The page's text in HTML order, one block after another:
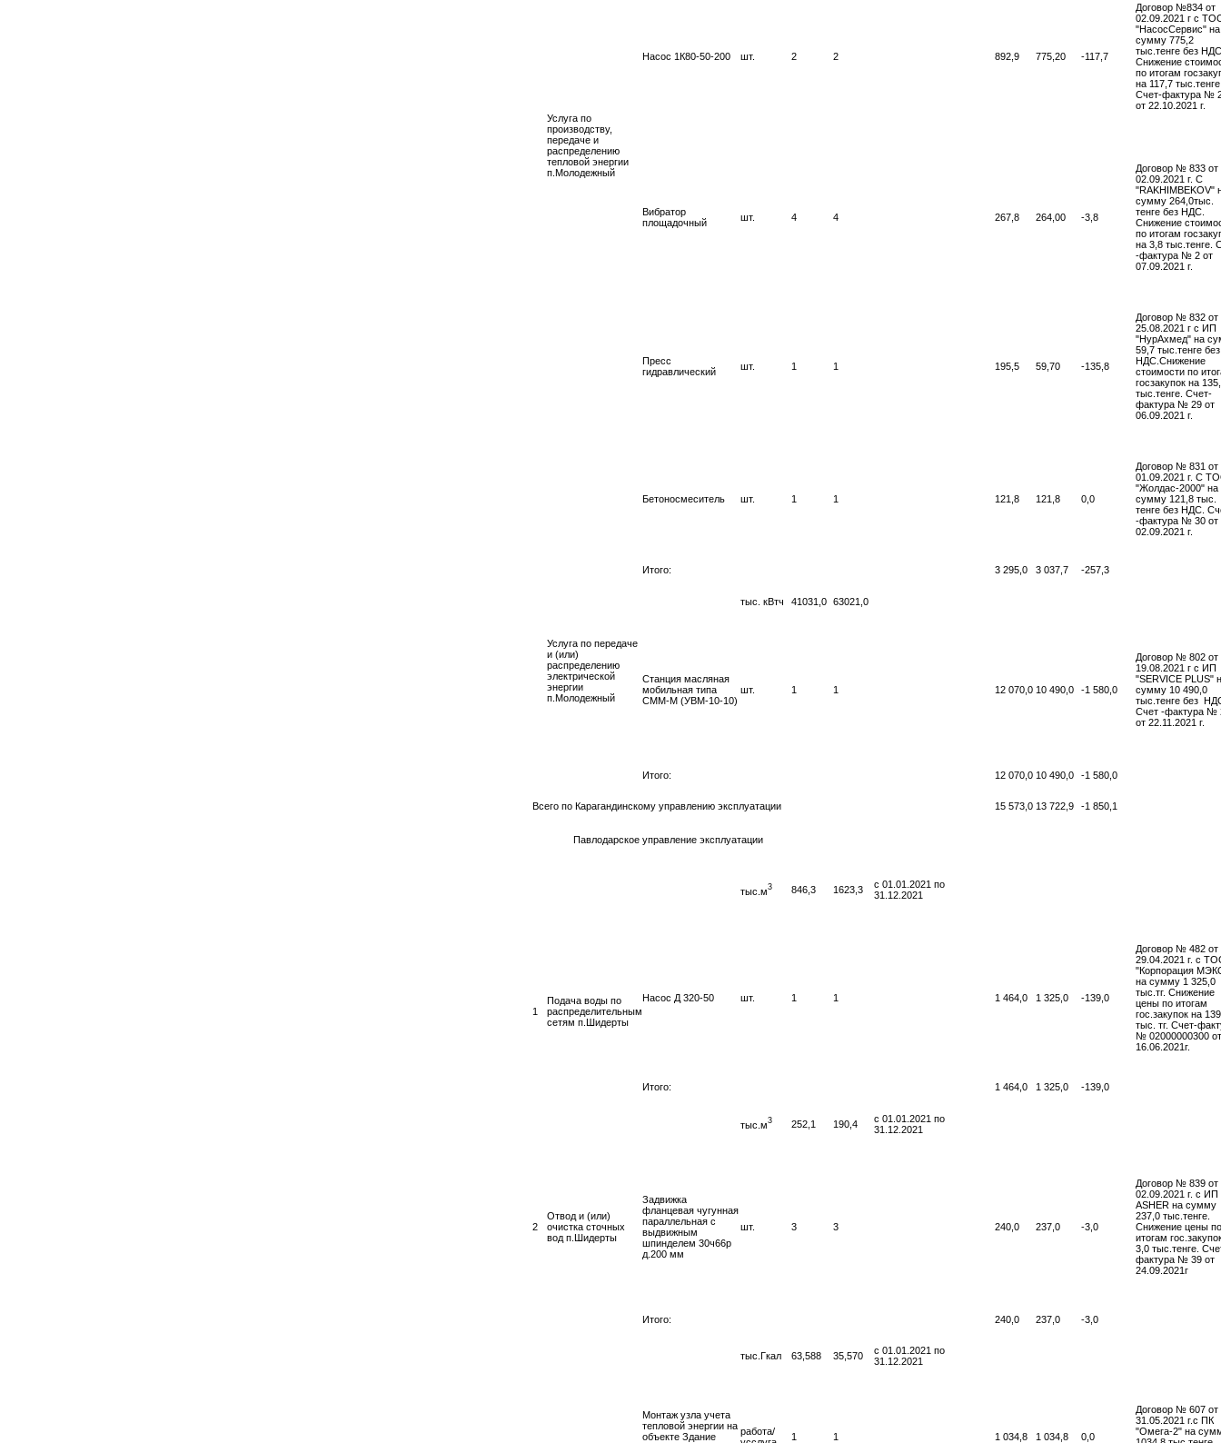
Услуга по
производству,
передаче и
распределению
тепловой энергии
п.Молодежный
Насос 1К80-50-200 шт. 2 2 892,9 775,20 -117,7
Договор №834 от
02.09.2021 г с
"НасосСервис" на
сумму 775,2
тыс.тенге без
Снижение
по итогам
на 117,7
Счет-фактура №
от 22.10.2021 г.
Вибратор
площадочный
шт. 4 4 267,8 264,00 -3,8
Договор № 833 от
02.09.2021 г. С
"RAKHIMBEKOV"
сумму 264,0тыс.
тенге без НДС.
Снижение
по итогам
на 3,8 тыс.тенге.
-фактура № 2 от
07.09.2021 г.
Пресс
гидравлический
шт. 1 1 195,5 59,70 -135,8
Договор № 832 от
25.08.2021 г с ИП
"НурАхмед" на
59,7 тыс.тенге без
НДС.Снижение
стоимости по
госзакупок на
тыс.тенге. Счет-
фактура № 29 от
06.09.2021 г.
Бетоносмеситель шт. 1 1 121,8 121,8 0,0
Договор № 831 от
01.09.2021 г. С
"Жолдас-2000" на
сумму 121,8 тыс.
тенге без НДС.
-фактура № 30 от
02.09.2021 г.
Итого: 3 295,0 3 037,7 -257,3
Услуга по передаче
и (или)
распределению
электрической
энергии
п.Молодежный
тыс. кВтч 41031,0 63021,0
Станция масляная
мобильная типа
СММ-М (УВМ-10-10)
шт. 1 1 12 070,0 10 490,0 -1 580,0
Договор № 802 от
19.08.2021 г с ИП
"SERVICE PLUS"
сумму 10 490,0
тыс.тенге без
Счет -фактура №
от 22.11.2021 г.
Итого: 12 070,0 10 490,0 -1 580,0
Всего по Карагандинскому управлению эксплуатации 15 573,0 13 722,9 -1 850,1
Павлодарское управление эксплуатации
тыс.м3 846,3 1623,3
с 01.01.2021 по
31.12.2021
1
Подача воды по
распределительным
сетям п.Шидерты
Насос Д 320-50 шт. 1 1 1 464,0 1 325,0 -139,0
Договор № 482 от
29.04.2021 г. с
"Корпорация
на сумму 1 325,0
тыс.тг. Снижение
цены по итогам
гос.закупок на
тыс. тг. Счет-
№ 02000000300 от
16.06.2021г.
Итого: 1 464,0 1 325,0 -139,0
тыс.м3 252,1 190,4
с 01.01.2021 по
31.12.2021
2
Отвод и (или)
очистка сточных
вод п.Шидерты
Задвижка
фланцевая чугунная
параллельная с
выдвижным
шпинделем 30ч66р
д.200 мм
шт. 3 3 240,0 237,0 -3,0
Договор № 839 от
02.09.2021 г. с ИП
ASHER на сумму
237,0 тыс.тенге.
Снижение цены по
итогам
3,0 тыс.тенге.
фактура № 39 от
24.09.2021г
Итого: 240,0 237,0 -3,0
тыс.Гкал 63,588 35,570
с 01.01.2021 по
31.12.2021
Монтаж узла учета
тепловой энергии на
объекте Здание
работа/
1 1 1 034,8 1 034,8 0,0
Договор № 607 от
31.05.2021 г.с ПК
"Омега-2" на